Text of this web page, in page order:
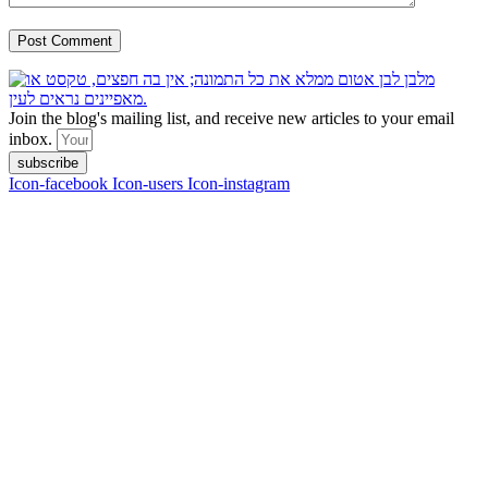
Join the blog's mailing list, and receive new articles to your email
inbox.
subscribe
Icon-facebook Icon-users Icon-instagram